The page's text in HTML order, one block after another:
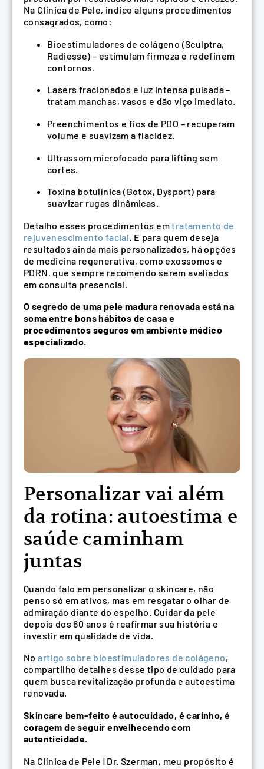
Na Clínica de Pele, indico alguns procedimentos
consagrados, como:
Bioestimuladores de colágeno (Sculptra,
Radiesse) – estimulam firmeza e redefinem
contornos.
Lasers fracionados e luz intensa pulsada –
tratam manchas, vasos e dão viço imediato.
Preenchimentos e fios de PDO – recuperam
volume e suavizam a flacidez.
Ultrassom microfocado para lifting sem
cortes.
Toxina botulínica (Botox, Dysport) para
suavizar rugas dinâmicas.
Detalho esses procedimentos emtratamento de
rejuvenescimento facial . E para quem deseja
resultados ainda mais personalizados, há opções
de medicina regenerativa, como exossomos e
PDRN, que sempre recomendo serem avaliados
em consulta presencial.
O segredo de uma pele madura renovada está na
soma entre bons hábitos de casa e
procedimentos seguros em ambiente médico
especializado.
Personalizar vai além
da rotina: autoestima e
saúde caminham
juntas
Quando falo em personalizar o skincare, não
penso só em ativos, mas em resgatar o olhar de
admiração diante do espelho. Cuidar da pele
depois dos 60 anos é reafirmar sua história e
investir em qualidade de vida.
Noartigo sobre bioestimuladores de colágeno,
compartilho detalhes desse tipo de cuidado para
quem busca revitalização profunda e autoestima
renovada.
Skincare bem-feito é autocuidado, é carinho, é
coragem de seguir envelhecendo com
autenticidade.
Na Clínica de Pele | Dr. Szerman, meu propósito é